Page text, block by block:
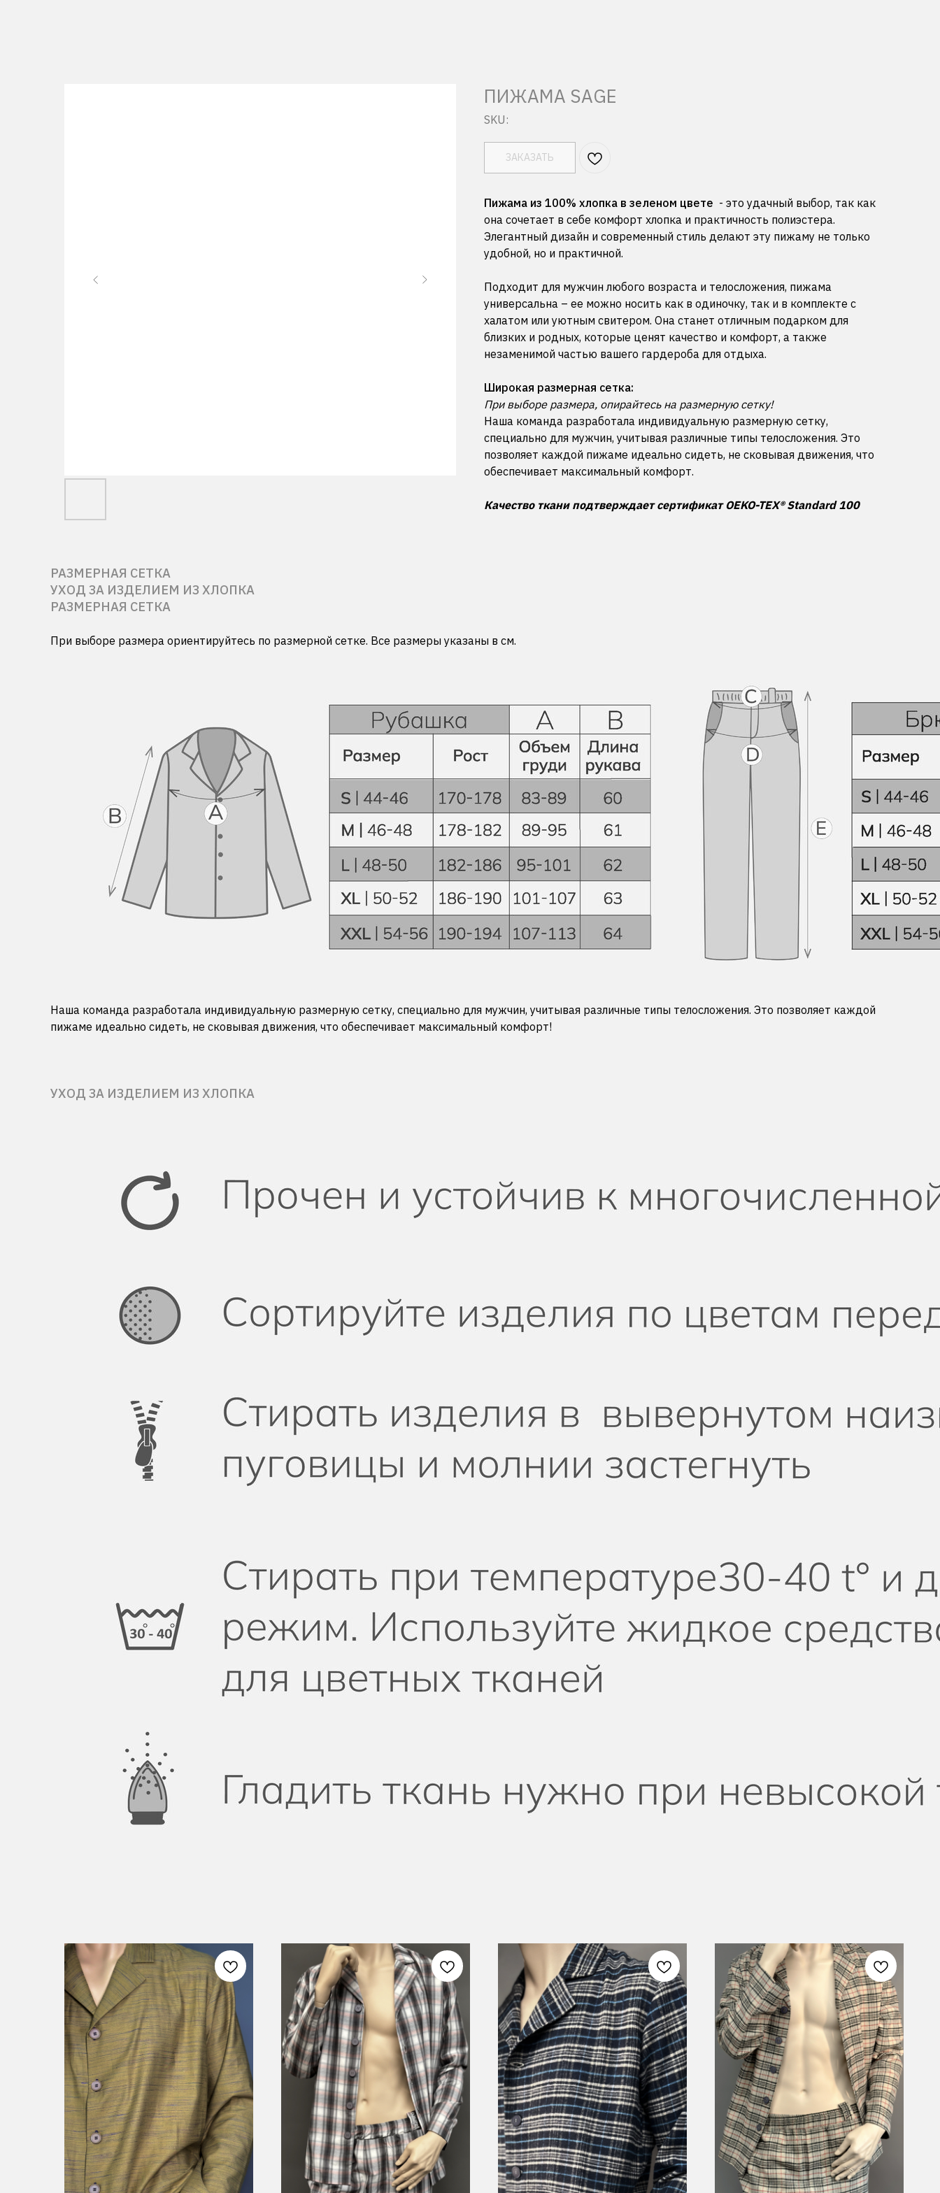
ПИЖАМА SAGE
SKU:
ЗАКАЗАТЬ
Пижама из 100% хлопка в зеленом цвете - это удачный выбор, так как
она сочетает в себе комфорт хлопка и практичность полиэстера.
Элегантный дизайн и современный стиль делают эту пижаму не только
удобной, но и практичной.
Подходит для мужчин любого возраста и телосложения, пижама
универсальна – ее можно носить как в одиночку, так и в комплекте с
халатом или уютным свитером. Она станет отличным подарком для
близких и родных, которые ценят качество и комфорт, а также
незаменимой частью вашего гардероба для отдыха.
Широкая размерная сетка:
При выборе размера, опирайтесь на размерную сетку!
Наша команда разработала индивидуальную размерную сетку,
специально для мужчин, учитывая различные типы телосложения. Это
позволяет каждой пижаме идеально сидеть, не сковывая движения, что
обеспечивает максимальный комфорт.
Качество ткани подтверждает сертификат OEKO-TEX® Standard 100
РАЗМЕРНАЯ СЕТКА
УХОД ЗА ИЗДЕЛИЕМ ИЗ ХЛОПКА
РАЗМЕРНАЯ СЕТКА
При выборе размера ориентируйтесь по размерной сетке. Все размеры указаны в см.
Наша команда разработала индивидуальную размерную сетку, специально для мужчин, учитывая различные типы телосложения. Это позволяет каждой
пижаме идеально сидеть, не сковывая движения, что обеспечивает максимальный комфорт!
УХОД ЗА ИЗДЕЛИЕМ ИЗ ХЛОПКА